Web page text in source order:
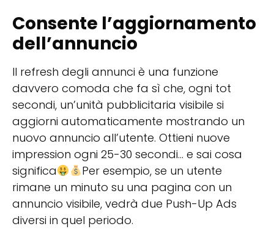
Consente l’aggiornamento
dell’annuncio
Il refresh degli annunci è una funzione
davvero comoda che fa sì che, ogni tot
secondi, un’unità pubblicitaria visibile si
aggiorni automaticamente mostrando un
nuovo annuncio all’utente. Ottieni nuove
impression ogni 25-30 secondi… e sai cosa
significa
Per esempio, se un utente
rimane un minuto su una pagina con un
annuncio visibile, vedrà due Push-Up Ads
diversi in quel periodo.